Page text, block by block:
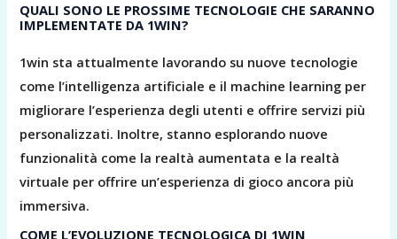
QUALI SONO LE PROSSIME TECNOLOGIE CHE SARANNO
IMPLEMENTATE DA 1WIN?
1win sta attualmente lavorando su nuove tecnologie
come l’intelligenza artificiale e il machine learning per
migliorare l’esperienza degli utenti e offrire servizi più
personalizzati. Inoltre, stanno esplorando nuove
funzionalità come la realtà aumentata e la realtà
virtuale per offrire un’esperienza di gioco ancora più
immersiva.
COME L’EVOLUZIONE TECNOLOGICA DI 1WIN